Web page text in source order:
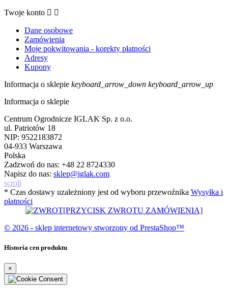
Twoje konto  
Dane osobowe
Zamówienia
Moje pokwitowania - korekty płatności
Adresy
Kupony
Informacja o sklepie keyboard_arrow_down keyboard_arrow_up
Informacja o sklepie
Centrum Ogrodnicze IGLAK Sp. z o.o.
ul. Patriotów 18
NIP: 9522183872
04-933 Warszawa
Polska
Zadzwoń do nas: +48 22 8724330
Napisz do nas: sklep@iglak.com
scroll
* Czas dostawy uzależniony jest od wyboru przewoźnika Wysyłka i
płatności
[PRZYCISK ZWROTU ZAMÓWIENIA]
© 2026 - sklep internetowy stworzony od PrestaShop™
Historia cen produktu
×